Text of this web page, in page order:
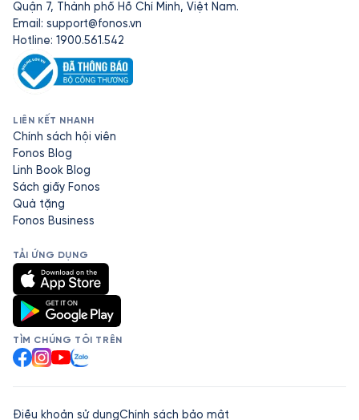
Quận 7, Thành phố Hồ Chí Minh, Việt Nam.
Email: support@fonos.vn
Hotline: 1900.561.542
LIÊN KẾT NHANH
Chính sách hội viên
Fonos Blog
Linh Book Blog
Sách giấy Fonos
Quà tặng
Fonos Business
TẢI ỨNG DỤNG
TÌM CHÚNG TÔI TRÊN
Facebook
Instagram
YouTube
Zalo
Điều khoản sử dụngChính sách bảo mật